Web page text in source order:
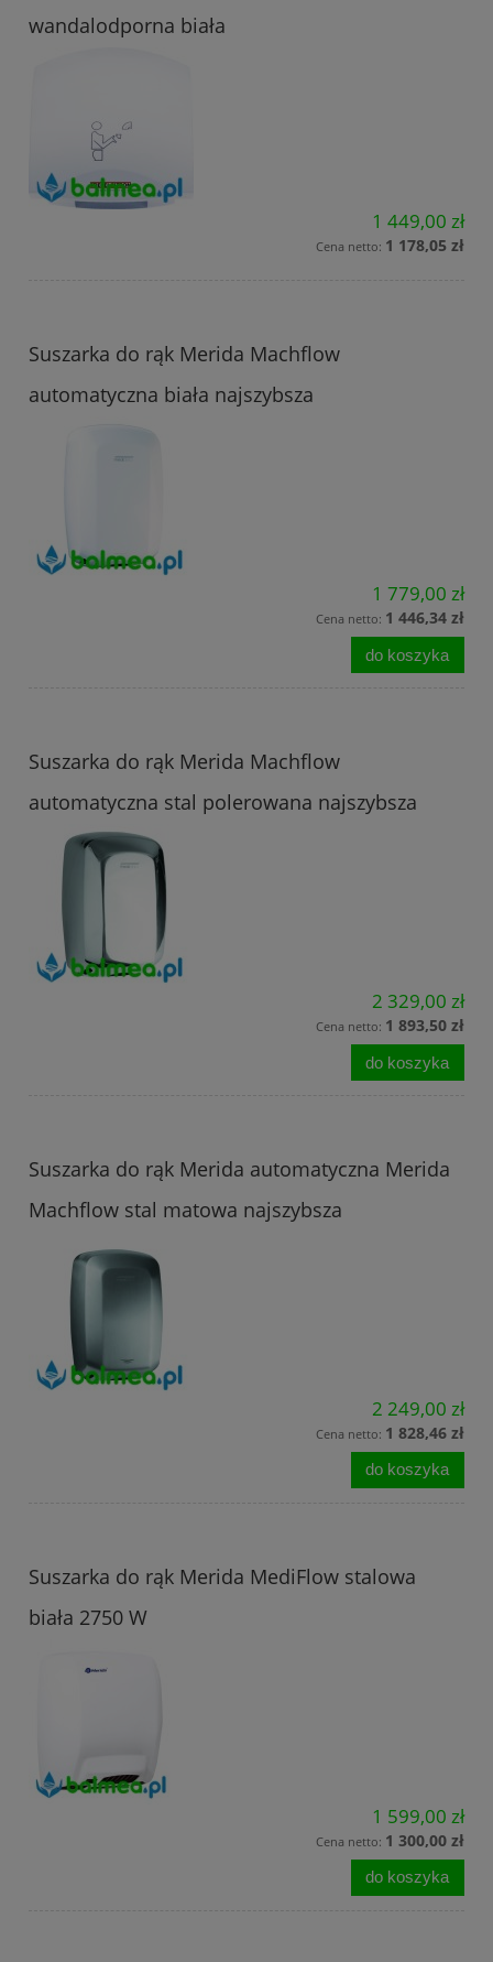
wandalodporna biała
1 449,00 zł
Cena netto: 1 178,05 zł
Suszarka do rąk Merida Machflow
automatyczna biała najszybsza
1 779,00 zł
Cena netto: 1 446,34 zł
do koszyka
Suszarka do rąk Merida Machflow
automatyczna stal polerowana najszybsza
2 329,00 zł
Cena netto: 1 893,50 zł
do koszyka
Suszarka do rąk Merida automatyczna Merida
Machflow stal matowa najszybsza
2 249,00 zł
Cena netto: 1 828,46 zł
do koszyka
Suszarka do rąk Merida MediFlow stalowa
biała 2750 W
1 599,00 zł
Cena netto: 1 300,00 zł
do koszyka